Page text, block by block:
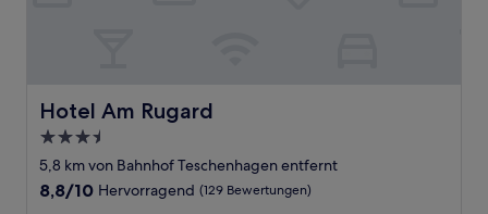
Hotel Am Rugard
Hotel Am Rugard
3.5-
Sterne-
Unterkunft
5,8 km von Bahnhof Teschenhagen entfernt
8.8
8,8/10 Hervorragend (129 Bewertungen)